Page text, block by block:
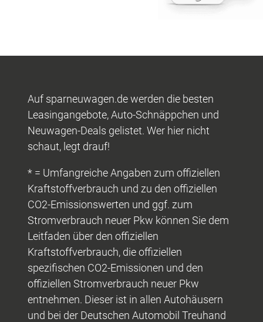
Auf sparneuwagen.de werden die besten
Leasingangebote, Auto-Schnäppchen und
Neuwagen-Deals gelistet. Wer hier nicht
schaut, legt drauf!
* = Umfangreiche Angaben zum offiziellen
Kraftstoffverbrauch und zu den offiziellen
CO2-Emissionswerten und ggf. zum
Stromverbrauch neuer Pkw können Sie dem
Leitfaden über den offiziellen
Kraftstoffverbrauch, die offiziellen
spezifischen CO2-Emissionen und den
offiziellen Stromverbrauch neuer Pkw
entnehmen. Dieser ist in allen Autohäusern
und bei der Deutschen Automobil Treuhand